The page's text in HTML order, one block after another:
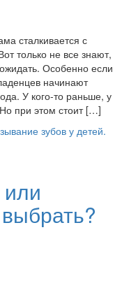
сталкивается с
только не все знают,
Особенно если
начинают
У кого-то раньше, у
при этом стоит […]
зубов у детей.